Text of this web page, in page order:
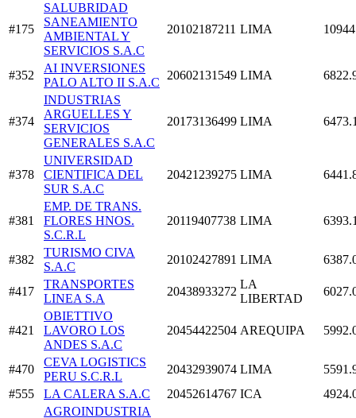
#175
SALUBRIDAD
SANEAMIENTO
AMBIENTAL Y
SERVICIOS S.A.C
20102187211 LIMA
#352
AI INVERSIONES
PALO ALTO II S.A.C
20602131549 LIMA
#374
INDUSTRIAS
ARGUELLES Y
SERVICIOS
GENERALES S.A.C
20173136499 LIMA
#378
UNIVERSIDAD
CIENTIFICA DEL
SUR S.A.C
20421239275 LIMA
#381
EMP. DE TRANS.
FLORES HNOS.
S.C.R.L
20119407738 LIMA
#382
TURISMO CIVA
S.A.C
20102427891 LIMA
#417
TRANSPORTES
LINEA S.A
20438933272
LA
LIBERTAD
#421
OBIETTIVO
LAVORO LOS
ANDES S.A.C
20454422504 AREQUIPA
#470
CEVA LOGISTICS
PERU S.C.R.L
20432939074 LIMA
#555
LA CALERA S.A.C 20452614767 ICA
AGROINDUSTRIA